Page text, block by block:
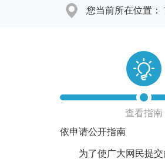
您当前所在位置：
查看指南
依申请公开指南
为了使广大网民提交的